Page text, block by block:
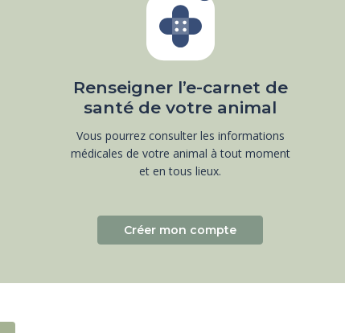
Renseigner l’e-carnet de
santé de votre animal
Vous pourrez consulter les informations
médicales de votre animal à tout moment
et en tous lieux.
Créer mon compte